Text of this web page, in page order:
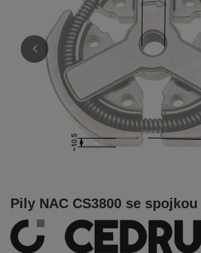
Pily NAC CS3800 se